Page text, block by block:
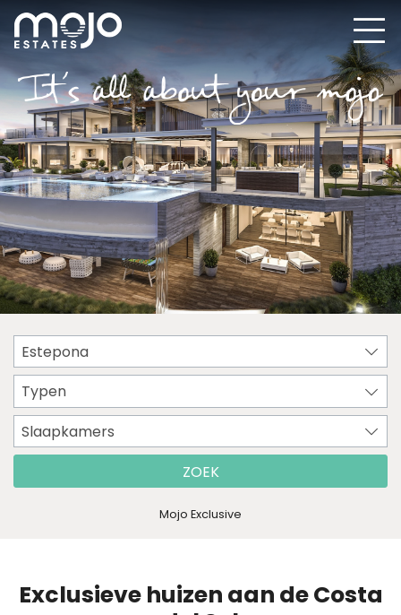
Estepona
Typen
Slaapkamers
ZOEK
Mojo Exclusive
Exclusieve huizen aan de Costa